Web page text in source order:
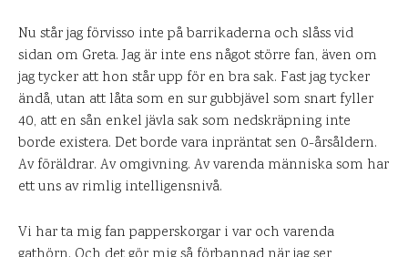
Nu står jag förvisso inte på barrikaderna och slåss vid
sidan om Greta. Jag är inte ens något större fan, även om
jag tycker att hon står upp för en bra sak. Fast jag tycker
ändå, utan att låta som en sur gubbjävel som snart fyller
40, att en sån enkel jävla sak som nedskräpning inte
borde existera. Det borde vara inpräntat sen 0-årsåldern.
Av föräldrar. Av omgivning. Av varenda människa som har
ett uns av rimlig intelligensnivå.
Vi har ta mig fan papperskorgar i var och varenda